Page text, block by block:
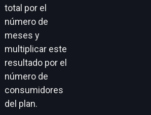
total por el
número de
meses y
multiplicar este
resultado por el
número de
consumidores
del plan.